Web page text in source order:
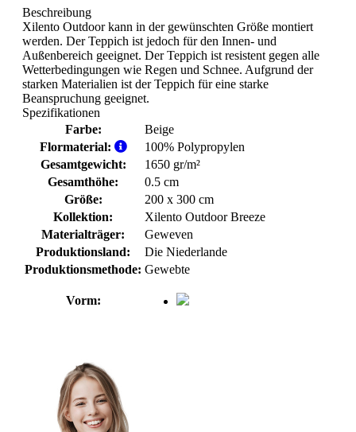
Beschreibung
Xilento Outdoor kann in der gewünschten Größe montiert
werden. Der Teppich ist jedoch für den Innen- und
Außenbereich geeignet. Der Teppich ist resistent gegen alle
Wetterbedingungen wie Regen und Schnee. Aufgrund der
starken Materialien ist der Teppich für eine starke
Beanspruchung geeignet.
Spezifikationen
Farbe:
Beige
Flormaterial:
100% Polypropylen
Gesamtgewicht:
1650 gr/m²
Gesamthöhe:
0.5 cm
Größe:
200 x 300 cm
Kollektion:
Xilento Outdoor Breeze
Materialträger:
Geweven
Produktionsland:
Die Niederlande
Produktionsmethode: Gewebte
Vorm: